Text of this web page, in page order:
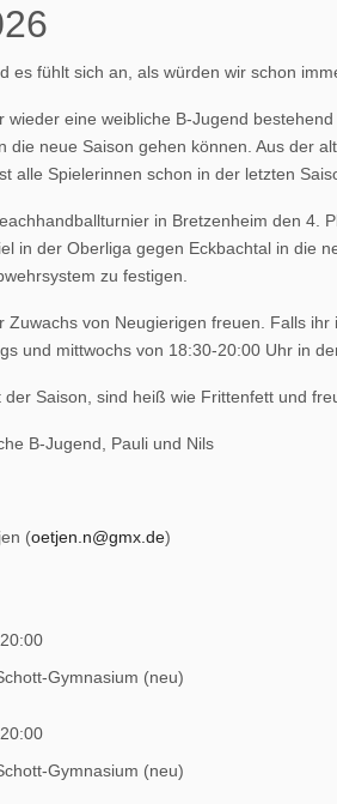
es fühlt sich an, als würden wir schon
wieder eine weibliche B-Jugend
die neue Saison gehen können. Aus der
alle Spielerinnen schon in der letzten
in Bretzenheim den 4.
in der Oberliga gegen Eckbachtal in die
zu festigen.
Zuwachs von Neugierigen freuen. Falls
und mittwochs von 18:30-20:00 Uhr in
Saison, sind heiß wie Frittenfett und
B-Jugend, Pauli und Nils
(oetjen.n@gmx.de)
Gymnasium (neu)
Gymnasium (neu)